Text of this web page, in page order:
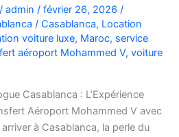
/ admin / février 26, 2026 /
/ Casablanca, Location
voiture luxe, Maroc, service
aéroport Mohammed V, voiture
Casablanca : L’Expérience
Aéroport Mohammed V avec
à Casablanca, la perle du